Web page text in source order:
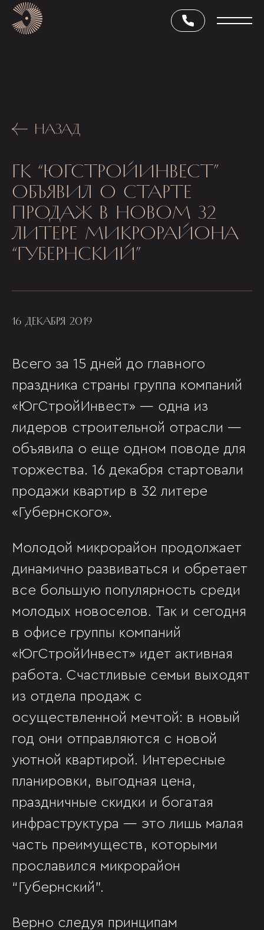
НАЗАД
ГК “ЮГСТРОЙИНВЕСТ”
ОБЪЯВИЛ О СТАРТЕ
ПРОДАЖ В НОВОМ 32
ЛИТЕРЕ МИКРОРАЙОНА
“ГУБЕРНСКИЙ”
16 ДЕКАБРЯ 2019
Всего за 15 дней до главного
праздника страны группа компаний
«ЮгСтройИнвест» — одна из
лидеров строительной отрасли —
объявила о еще одном поводе для
торжества. 16 декабря стартовали
продажи квартир в 32 литере
«Губернского».
Молодой микрорайон продолжает
динамично развиваться и обретает
все большую популярность среди
молодых новоселов. Так и сегодня
в офисе группы компаний
«ЮгСтройИнвест» идет активная
работа. Счастливые семьи выходят
из отдела продаж с
осуществленной мечтой: в новый
год они отправляются с новой
уютной квартирой. Интересные
планировки, выгодная цена,
праздничные скидки и богатая
инфраструктура — это лишь малая
часть преимуществ, которыми
прославился микрорайон
“Губернский”.
Верно следуя принципам